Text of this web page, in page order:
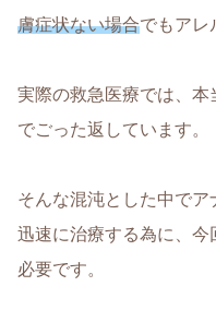
膚症状ない場合でもアレ
実際の救急医療では、
でごった返しています。
そんな混沌とした中でア
迅速に治療する為に、
必要です。